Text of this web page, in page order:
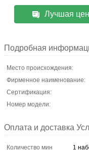
Лучшая
Подробная
Место происхождения:
Фирменное наименование:
Сертификация:
Номер модели:
Оплата и доставка
Количество мин
1